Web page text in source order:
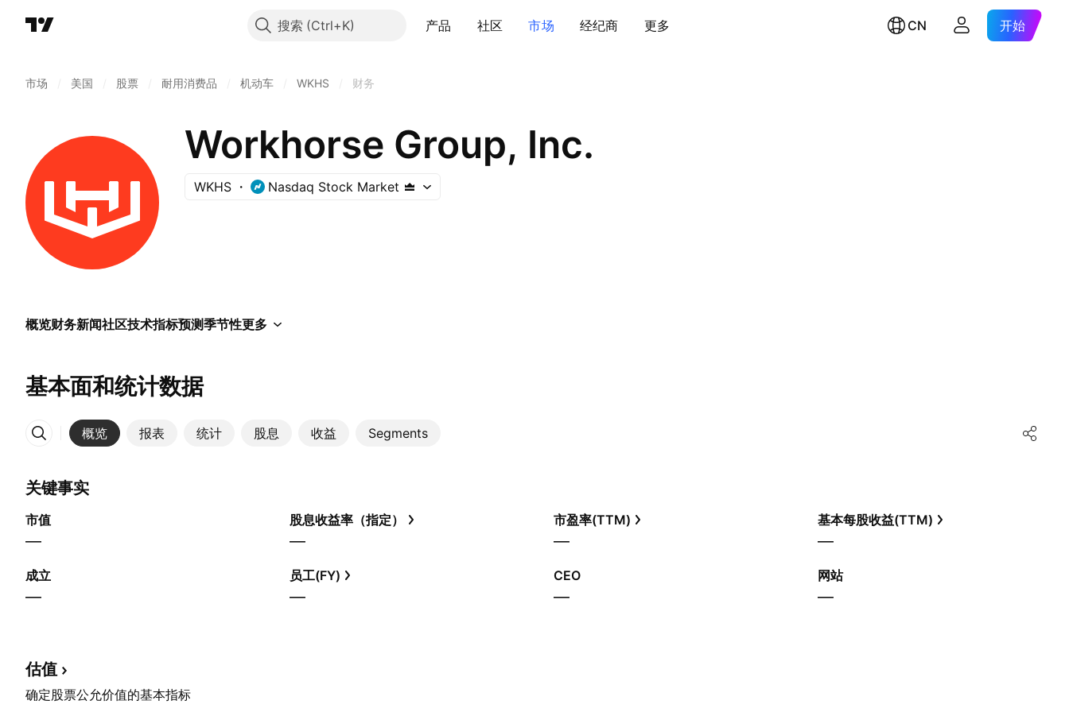
搜索 产品 社区 市场 经纪商 更多 CN 开始
市场 美国 股票 耐用消费品 机动车 WKHS 财务
Workhorse Group, Inc.
WKHS Nasdaq Stock Market
概览财务新闻社区技术指标预测季节性更多
基本面和统计数据
概览 报表 统计 股息 收益 Segments
更多
关键事实
市值
—
股息收益率（指定）
—
市盈率(TTM)
—
基本每股收益(TTM)
—
成立
—
员工(FY)
—
CEO
—
网站
—
估值
确定股票公允价值的基本指标